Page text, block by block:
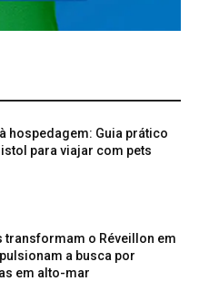
hospedagem: Guia prático
para viajar com pets
transformam o Réveillon em
a busca por
em alto-mar